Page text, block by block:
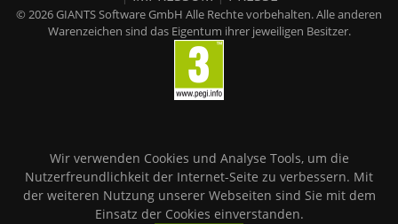
© 2026 GIANTS Software GmbH Alle Rechte vorbehalten. Alle anderen
Warenzeichen sind das Eigentum ihrer jeweiligen Besitzer.
Wir verwenden Cookies und Analyse Tools, um die
Nutzerfreundlichkeit der Internet-Seite zu verbessern. Mit
der weiteren Nutzung unserer Webseiten sind Sie mit dem
Einsatz der Cookies einverstanden.